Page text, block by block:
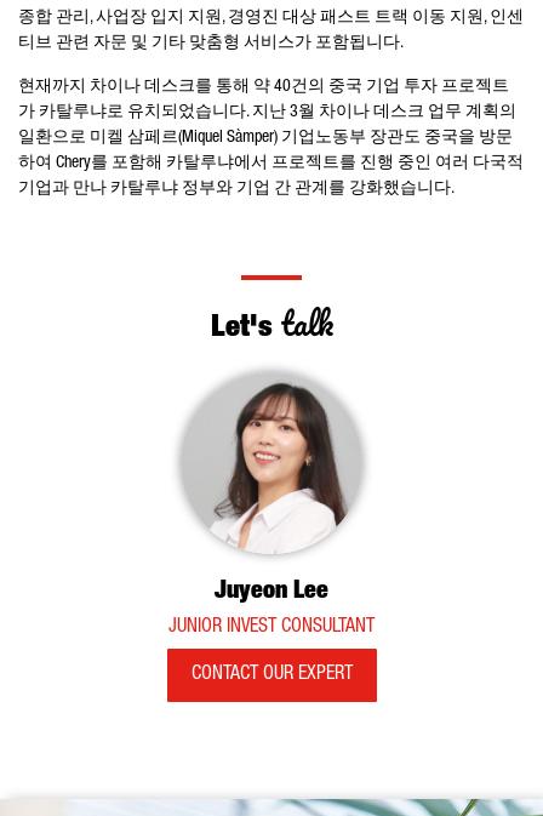
종합 관리, 사업장 입지 지원, 경영진 대상 패스트 트랙 이동 지원, 인센
티브 관련 자문 및 기타 맞춤형 서비스가 포함됩니다.
현재까지 차이나 데스크를 통해 약 40건의 중국 기업 투자 프로젝트
가 카탈루냐로 유치되었습니다. 지난 3월 차이나 데스크 업무 계획의
일환으로 미켈 삼페르(Miquel Sàmper) 기업노동부 장관도 중국을 방문
하여 Chery를 포함해 카탈루냐에서 프로젝트를 진행 중인 여러 다국적
기업과 만나 카탈루냐 정부와 기업 간 관계를 강화했습니다.
Let's talk
Juyeon Lee
JUNIOR INVEST CONSULTANT
CONTACT OUR EXPERT